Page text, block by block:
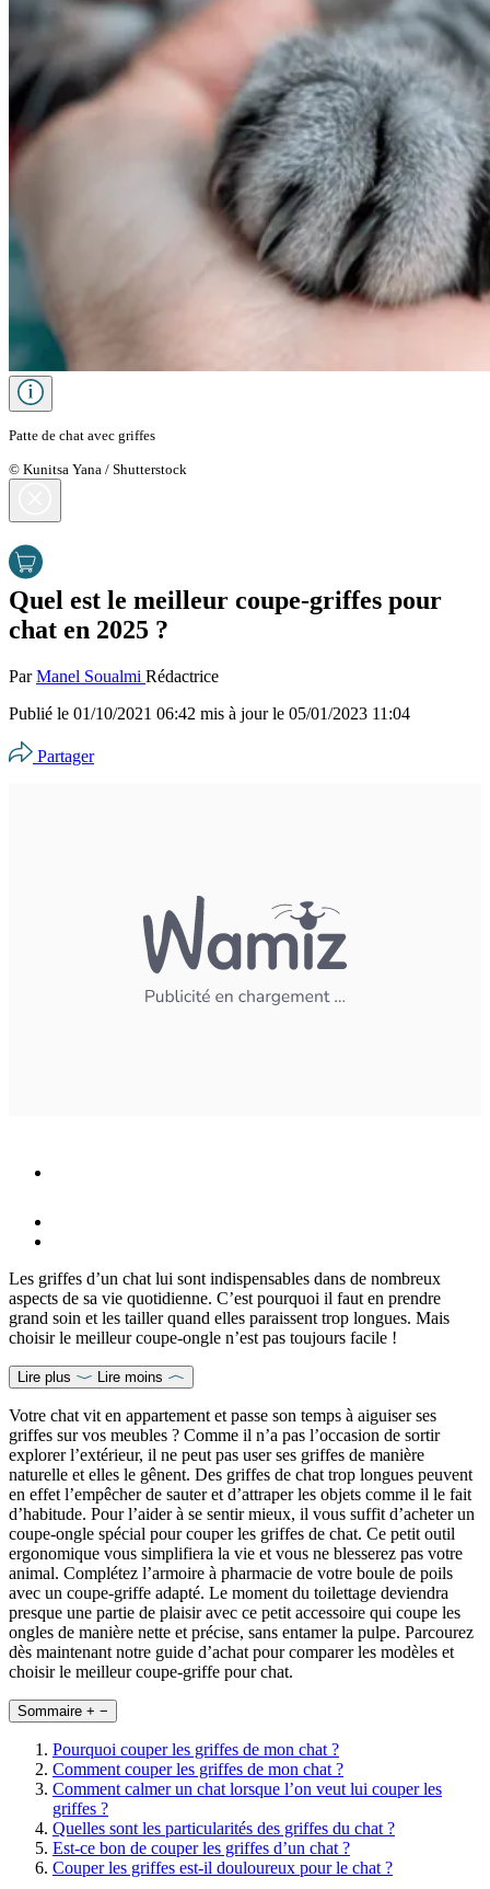
Patte de chat avec griffes
© Kunitsa Yana / Shutterstock
Quel est le meilleur coupe-griffes pour
chat en 2025 ?
ParManel Soualmi Rédactrice
Publié le 01/10/2021 06:42 mis à jour le 05/01/2023 11:04
Partager
Les griffes d’un chat lui sont indispensables dans de nombreux
aspects de sa vie quotidienne. C’est pourquoi il faut en prendre
grand soin et les tailler quand elles paraissent trop longues. Mais
choisir le meilleur coupe-ongle n’est pas toujours facile !
Lire plus Lire moins
Votre chat vit en appartement et passe son temps à aiguiser ses
griffes sur vos meubles ? Comme il n’a pas l’occasion de sortir
explorer l’extérieur, il ne peut pas user ses griffes de manière
naturelle et elles le gênent. Des griffes de chat trop longues peuvent
en effet l’empêcher de sauter et d’attraper les objets comme il le fait
d’habitude. Pour l’aider à se sentir mieux, il vous suffit d’acheter un
coupe-ongle spécial pour couper les griffes de chat. Ce petit outil
ergonomique vous simplifiera la vie et vous ne blesserez pas votre
animal. Complétez l’armoire à pharmacie de votre boule de poils
avec un coupe-griffe adapté. Le moment du toilettage deviendra
presque une partie de plaisir avec ce petit accessoire qui coupe les
ongles de manière nette et précise, sans entamer la pulpe. Parcourez
dès maintenant notre guide d’achat pour comparer les modèles et
choisir le meilleur coupe-griffe pour chat.
Sommaire + −
Pourquoi couper les griffes de mon chat ?
Comment couper les griffes de mon chat ?
Comment calmer un chat lorsque l’on veut lui couper les
griffes ?
Quelles sont les particularités des griffes du chat ?
Est-ce bon de couper les griffes d’un chat ?
Couper les griffes est-il douloureux pour le chat ?